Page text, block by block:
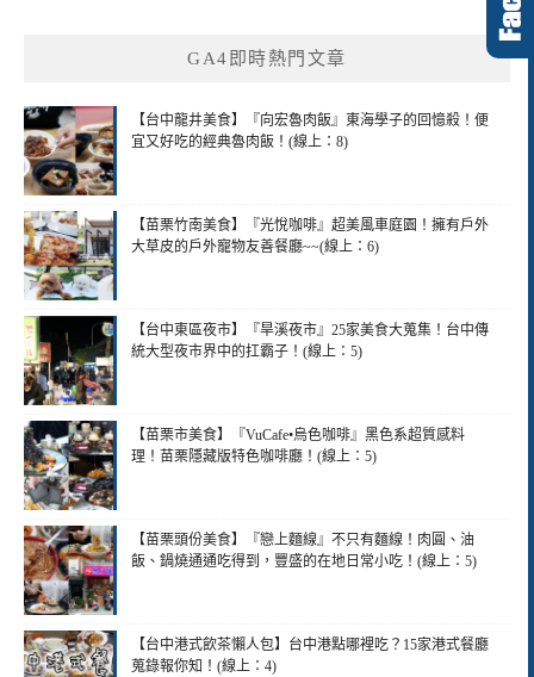
GA4即時熱門文章
【台中龍井美食】『向宏魯肉飯』東海學子的回憶殺！便
宜又好吃的經典魯肉飯！(線上：8)
【苗栗竹南美食】『光悅咖啡』超美風車庭園！擁有戶外
大草皮的戶外寵物友善餐廳~~(線上：6)
【台中東區夜市】『旱溪夜市』25家美食大蒐集！台中傳
統大型夜市界中的扛霸子！(線上：5)
【苗栗市美食】『VuCafe•烏色咖啡』黑色系超質感料
理！苗栗隱藏版特色咖啡廳！(線上：5)
【苗栗頭份美食】『戀上麵線』不只有麵線！肉圓、油
飯、鍋燒通通吃得到，豐盛的在地日常小吃！(線上：5)
【台中港式飲茶懶人包】台中港點哪裡吃？15家港式餐廳
蒐錄報你知！(線上：4)